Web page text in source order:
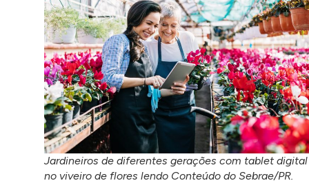
Jardineiros de diferentes gerações com tablet digital
no viveiro de flores lendo Conteúdo do Sebrae/PR.